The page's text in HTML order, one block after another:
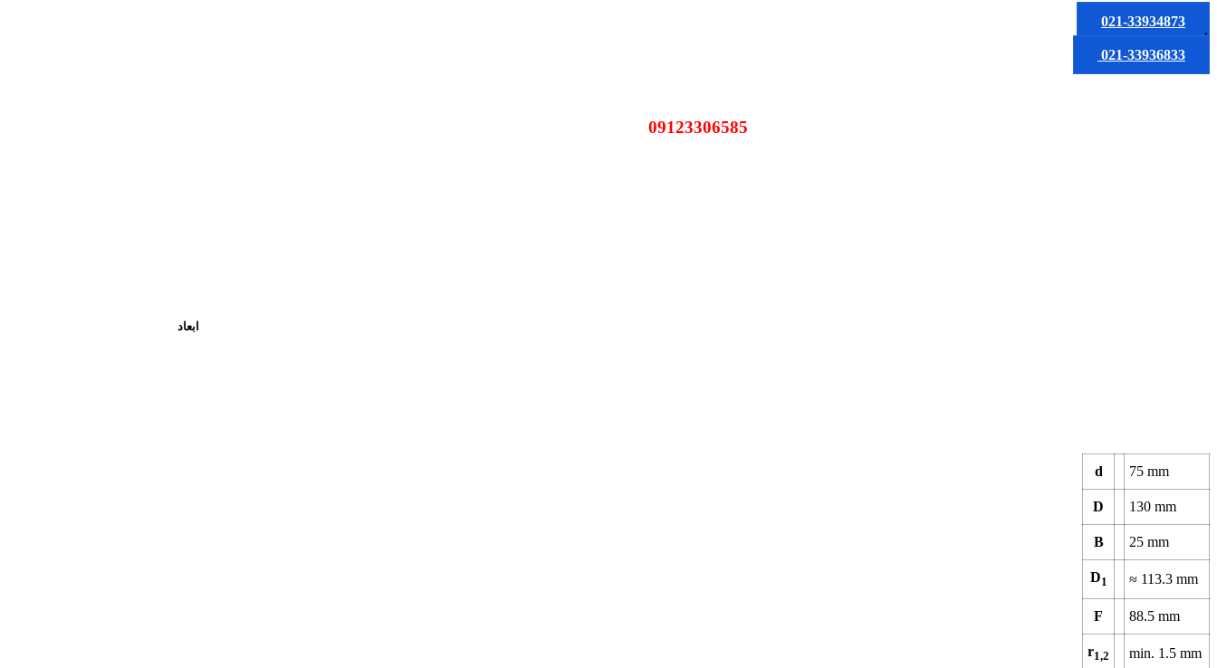
021-33934873
یا
021-33936833
ابعاد
d 75 mm
D 130 mm
B 25 mm
D1 ≈ 113.3 mm
F 88.5 mm
r1,2 min. 1.5 mm